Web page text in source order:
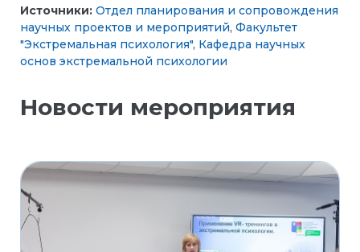
Источники: Отдел планирования и сопровождения
научных проектов и мероприятий, Факультет
"Экстремальная психология", Кафедра научных
основ экстремальной психологии
Новости мероприятия